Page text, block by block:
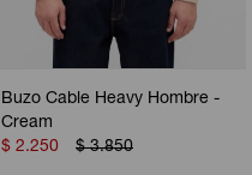
Buzo Cable Heavy Hombre -
Cream
$ 2.250 $ 3.850